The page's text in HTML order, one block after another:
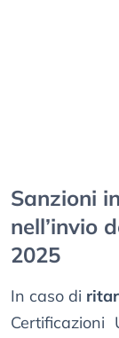
Sanzioni
nell’invio
2025
In caso di
Certificazioni